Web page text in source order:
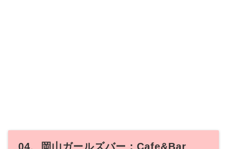
04、岡山ガールズバー：Cafe&Bar